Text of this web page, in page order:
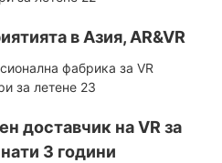
в Азия, AR&VR
доставчик на VR за
3 години